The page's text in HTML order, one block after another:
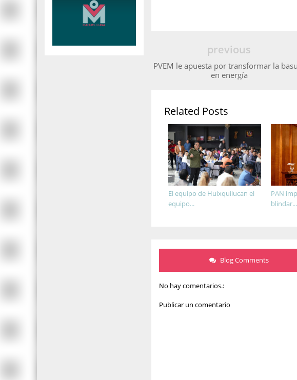
previous
PVEM le apuesta por transformar la
en energía
Related Posts
PAN
blindar...
El equipo de Huixquilucan el
equipo...
Blog Comments
No hay comentarios.:
Publicar un comentario